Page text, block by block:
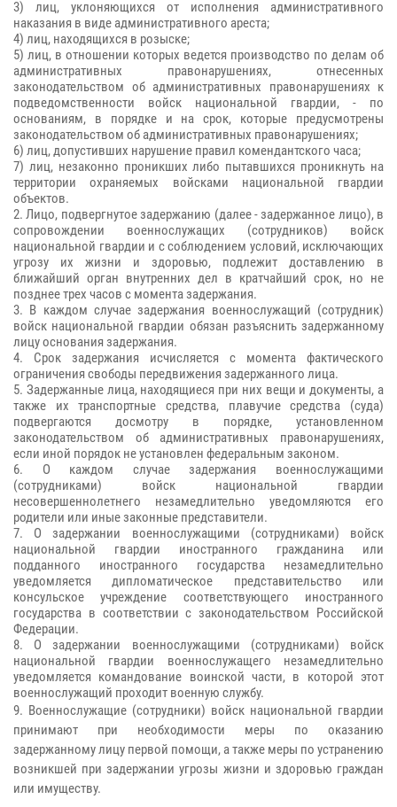
3) лиц, уклоняющихся от исполнения административного
наказания в виде административного ареста;
4) лиц, находящихся в розыске;
5) лиц, в отношении которых ведется производство по делам об
административных правонарушениях, отнесенных
законодательством об административных правонарушениях к
подведомственности войск национальной гвардии, - по
основаниям, в порядке и на срок, которые предусмотрены
законодательством об административных правонарушениях;
6) лиц, допустивших нарушение правил комендантского часа;
7) лиц, незаконно проникших либо пытавшихся проникнуть на
территории охраняемых войсками национальной гвардии
объектов.
2. Лицо, подвергнутое задержанию (далее - задержанное лицо), в
сопровождении военнослужащих (сотрудников) войск
национальной гвардии и с соблюдением условий, исключающих
угрозу их жизни и здоровью, подлежит доставлению в
ближайший орган внутренних дел в кратчайший срок, но не
позднее трех часов с момента задержания.
3. В каждом случае задержания военнослужащий (сотрудник)
войск национальной гвардии обязан разъяснить задержанному
лицу основания задержания.
4. Срок задержания исчисляется с момента фактического
ограничения свободы передвижения задержанного лица.
5. Задержанные лица, находящиеся при них вещи и документы, а
также их транспортные средства, плавучие средства (суда)
подвергаются досмотру в порядке, установленном
законодательством об административных правонарушениях,
если иной порядок не установлен федеральным законом.
6. О каждом случае задержания военнослужащими
(сотрудниками) войск национальной гвардии
несовершеннолетнего незамедлительно уведомляются его
родители или иные законные представители.
7. О задержании военнослужащими (сотрудниками) войск
национальной гвардии иностранного гражданина или
подданного иностранного государства незамедлительно
уведомляется дипломатическое представительство или
консульское учреждение соответствующего иностранного
государства в соответствии с законодательством Российской
Федерации.
8. О задержании военнослужащими (сотрудниками) войск
национальной гвардии военнослужащего незамедлительно
уведомляется командование воинской части, в которой этот
военнослужащий проходит военную службу.
9. Военнослужащие (сотрудники) войск национальной гвардии
принимают при необходимости меры по оказанию
задержанному лицу первой помощи, а также меры по устранению
возникшей при задержании угрозы жизни и здоровью граждан
или имуществу.